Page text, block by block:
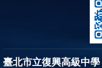
臺北市立復興高級中學